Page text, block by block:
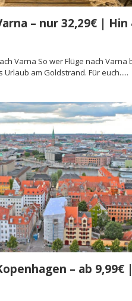
– nur 32,29€ | Hin
Varna So wer Flüge nach Varna
Urlaub am Goldstrand. Für euch.....
– ab 9,99€